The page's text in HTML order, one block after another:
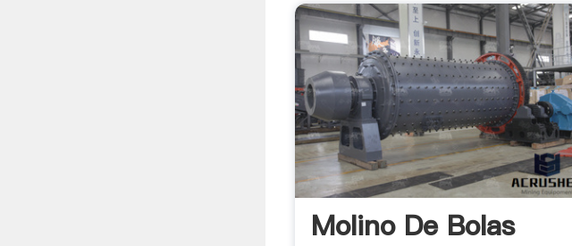
Molino De Bolas